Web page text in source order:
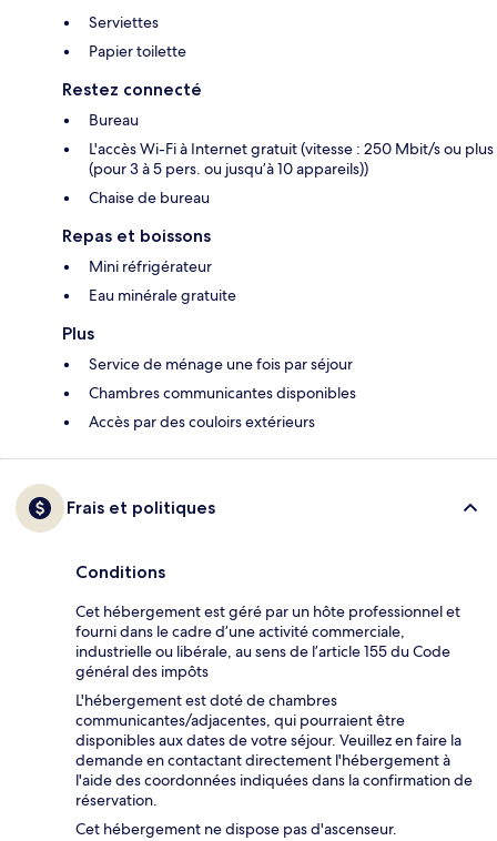
Serviettes
Papier toilette
Restez connecté
Bureau
L'accès Wi-Fi à Internet gratuit (vitesse : 250 Mbit/s ou plus
(pour 3 à 5 pers. ou jusqu’à 10 appareils))
Chaise de bureau
Repas et boissons
Mini réfrigérateur
Eau minérale gratuite
Plus
Service de ménage une fois par séjour
Chambres communicantes disponibles
Accès par des couloirs extérieurs
Frais et politiques
Conditions
Cet hébergement est géré par un hôte professionnel et
fourni dans le cadre d’une activité commerciale,
industrielle ou libérale, au sens de l’article 155 du Code
général des impôts
L'hébergement est doté de chambres
communicantes/adjacentes, qui pourraient être
disponibles aux dates de votre séjour. Veuillez en faire la
demande en contactant directement l'hébergement à
l'aide des coordonnées indiquées dans la confirmation de
réservation.
Cet hébergement ne dispose pas d'ascenseur.